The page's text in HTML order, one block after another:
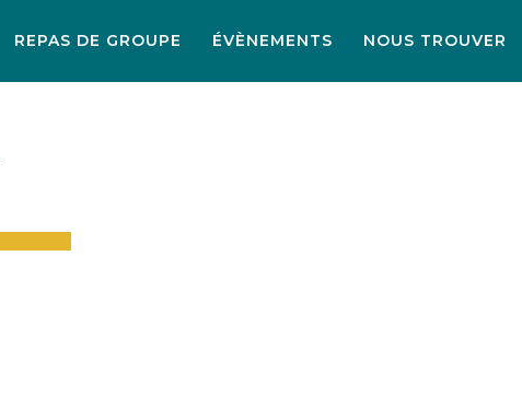
REPAS DE GROUPE ÉVÈNEMENTS NOUS TROUVER